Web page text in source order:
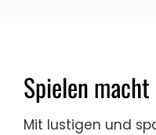
Spielen
Mit lustigen und